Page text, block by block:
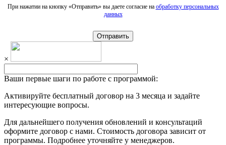
При нажатии на кнопку «Отправить» вы даете согласие на обработку персональных
данных
Отправить
×
Ваши первые шаги по работе с программой:
Активируйте бесплатный договор на 3 месяца и задайте
интересующие вопросы.
Для дальнейшего получения обновлений и консультаций
оформите договор с нами. Стоимость договора зависит от
программы. Подробнее уточняйте у менеджеров.